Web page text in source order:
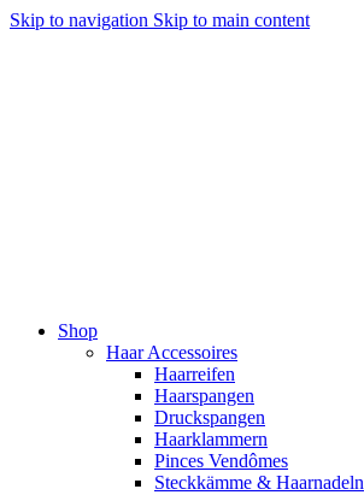
Skip to navigation Skip to main content
Shop
Haar Accessoires
Haarreifen
Haarspangen
Druckspangen
Haarklammern
Pinces Vendômes
Steckkämme & Haarnadeln